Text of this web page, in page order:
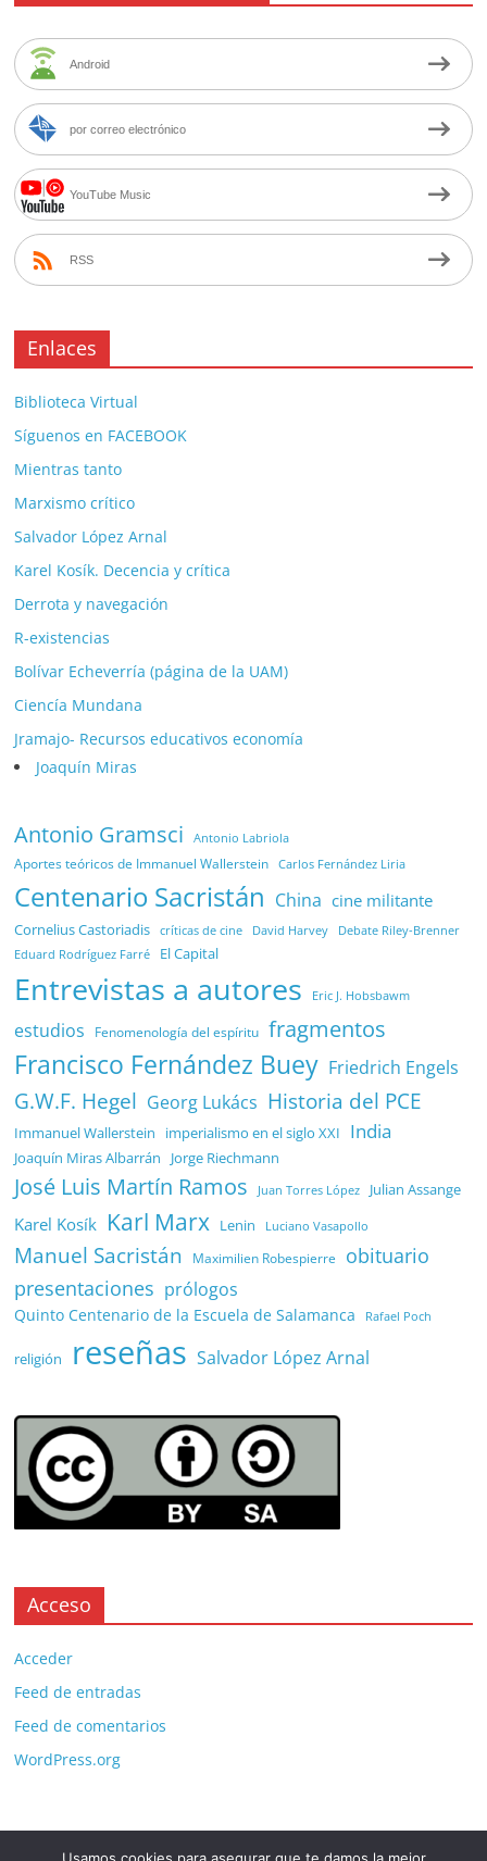
Android
por correo electrónico
YouTube Music
RSS
Enlaces
Biblioteca Virtual
Síguenos en FACEBOOK
Mientras tanto
Marxismo crítico
Salvador López Arnal
Karel Kosík. Decencia y crítica
Derrota y navegación
R-existencias
Bolívar Echeverría (página de la UAM)
Ciencía Mundana
Jramajo- Recursos educativos economía
Joaquín Miras
Antonio Gramsci Antonio Labriola
Aportes teóricos de Immanuel Wallerstein Carlos Fernández Liria
Centenario Sacristán China cine militante
Cornelius Castoriadis críticas de cine David Harvey Debate Riley-Brenner
Eduard Rodríguez Farré El Capital
Entrevistas a autores Eric J. Hobsbawm
estudios Fenomenología del espíritu fragmentos
Francisco Fernández Buey Friedrich Engels
G.W.F. Hegel Georg Lukács Historia del PCE
Immanuel Wallerstein imperialismo en el siglo XXI India
Joaquín Miras Albarrán Jorge Riechmann
José Luis Martín Ramos Juan Torres López Julian Assange
Karel Kosík Karl Marx Lenin Luciano Vasapollo
Manuel Sacristán Maximilien Robespierre
obituario
presentaciones prólogos
Quinto Centenario de la Escuela de Salamanca Rafael Poch
religión reseñas Salvador López Arnal
Acceso
Acceder
Feed de entradas
Feed de comentarios
WordPress.org